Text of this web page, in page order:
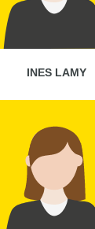
INES LAMY